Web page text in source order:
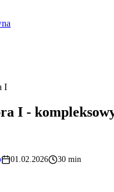
I
I -
01.02.2026 30 min